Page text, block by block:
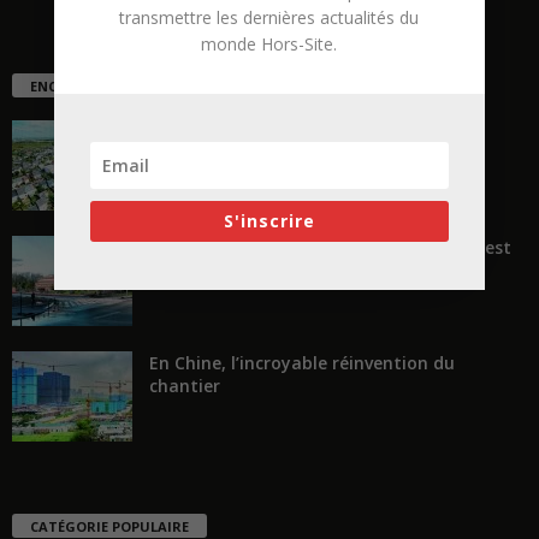
ENCORE PLUS D'ARTICLES
« Transformer plutôt que démolir, ce n’est
En Chine, l’incroyable réinvention du
chantier
CATÉGORIE POPULAIRE
transmettre les dernières actualités du
monde Hors-Site.
S'inscrire